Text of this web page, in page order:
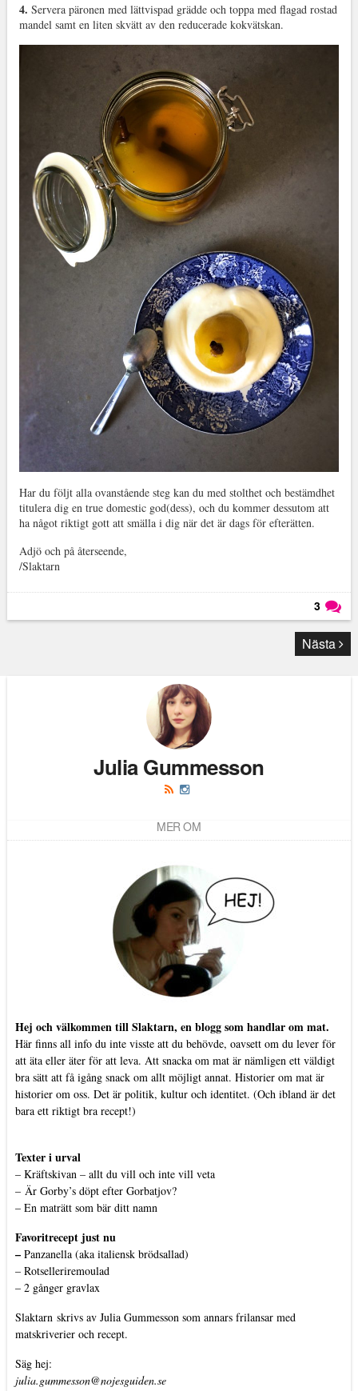
4. Servera päronen med lättvispad grädde och toppa med flagad rostad
mandel samt en liten skvätt av den reducerade kokvätskan.
Har du följt alla ovanstående steg kan du med stolthet och bestämdhet
titulera dig en true domestic god(dess), och du kommer dessutom att
ha något riktigt gott att smälla i dig när det är dags för efterätten.
Adjö och på återseende,
/Slaktarn
3
Läs kommentarer (3)
Nästa
Julia Gummesson
MER OM
Hej och välkommen till Slaktarn, en blogg som handlar om mat.
Här finns all info du inte visste att du behövde, oavsett om du lever för
att äta eller äter för att leva. Att snacka om mat är nämligen ett väldigt
bra sätt att få igång snack om allt möjligt annat. Historier om mat är
historier om oss. Det är politik, kultur och identitet. (Och ibland är det
bara ett riktigt bra recept!)
Texter i urval
– Kräftskivan – allt du vill och inte vill veta
– Är Gorby’s döpt efter Gorbatjov?
– En maträtt som bär ditt namn
Favoritrecept just nu
– Panzanella (aka italiensk brödsallad)
– Rotselleriremoulad
– 2 gånger gravlax
Slaktarn skrivs av Julia Gummesson som annars frilansar med
matskriverier och recept.
Säg hej:
julia.gummesson@nojesguiden.se